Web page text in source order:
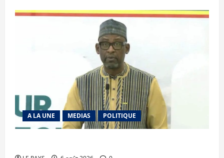
A LA UNE MEDIAS POLITIQUE